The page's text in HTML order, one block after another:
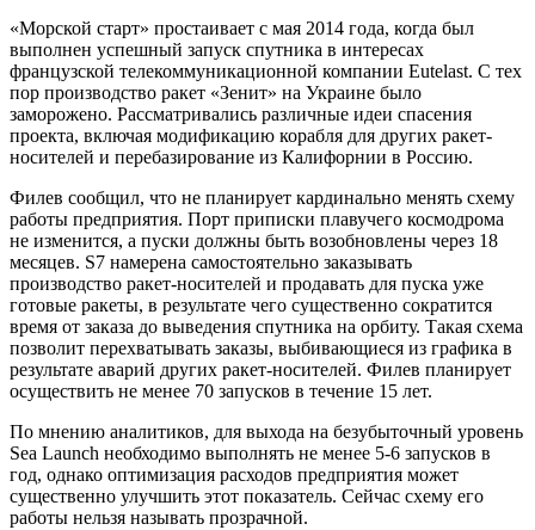
«Морской старт» простаивает с мая 2014 года, когда был
выполнен успешный запуск спутника в интересах
французской телекоммуникационной компании Eutelast. С тех
пор производство ракет «Зенит» на Украине было
заморожено. Рассматривались различные идеи спасения
проекта, включая модификацию корабля для других ракет-
носителей и перебазирование из Калифорнии в Россию.
Филев сообщил, что не планирует кардинально менять схему
работы предприятия. Порт приписки плавучего космодрома
не изменится, а пуски должны быть возобновлены через 18
месяцев. S7 намерена самостоятельно заказывать
производство ракет-носителей и продавать для пуска уже
готовые ракеты, в результате чего существенно сократится
время от заказа до выведения спутника на орбиту. Такая схема
позволит перехватывать заказы, выбивающиеся из графика в
результате аварий других ракет-носителей. Филев планирует
осуществить не менее 70 запусков в течение 15 лет.
По мнению аналитиков, для выхода на безубыточный уровень
Sea Launch необходимо выполнять не менее 5-6 запусков в
год, однако оптимизация расходов предприятия может
существенно улучшить этот показатель. Сейчас схему его
работы нельзя называть прозрачной.